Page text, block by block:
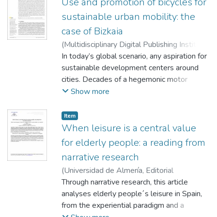
Reserva de Biosfera Transfronteriza Trifinio-
Fraternidad entre El Salvador, Honduras y
Guatemala.
sustainable urban mobility: the
case of Bizkaia
(Multidisciplinary Digital Publishing Institute
(MDPI),2025-02)Monteagudo Sánchez,
María Jesús ;Villatoro, Fernando;San
Salvador del Valle, Roberto;Aranbarri
Kortabarria, Nerea
In today’s global scenario, any aspiration for
sustainable development centers around
cities. Decades of a hegemonic motor
vehicle culture have led to unprecedented
urban congestion, sedentary lifestyles, and
increased vulnerability to the effects of
climate change. Mobility, thus, becomes a
cornerstone in transitioning toward more
sustainable urban models, where active
mobility is unquestionable. More and more
cities are focusing on promoting urban
cycling, not only as a leisure practice, but
also as an alternative mode of transport.
Show more
Item
When leisure is a central value
for elderly people: a reading from
narrative research
(Universidad de Almería, Editorial
Universidad de Almería (edual) ,2021
Monteagudo Sánchez, María Jesús; San
Salvador del Valle, Roberto;Villatoro,
Through narrative research, this article
analyses elderly people´s leisure in Spain,
from the experiential paradigm and a